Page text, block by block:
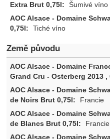
Šumivé víno
Tiché víno
Země původu
Francie
Francie